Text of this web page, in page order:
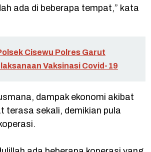
ada di beberapa tempat,” kata
Cisewu Polres Garut
Vaksinasi Covid-19
dampak ekonomi akibat
terasa sekali, demikian pula